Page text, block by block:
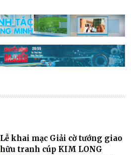
Lễ khai mạc Giải cờ tướng giao
hữu tranh cúp KIM LONG